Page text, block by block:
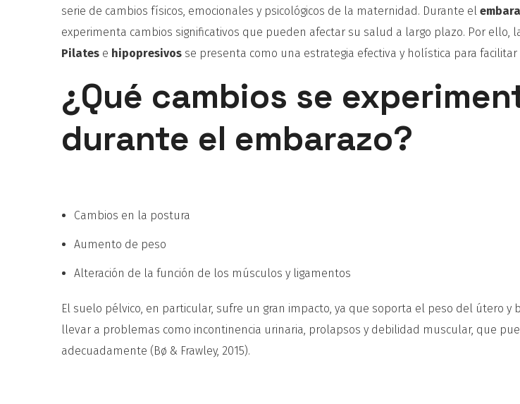
serie de cambios físicos, emocionales y psicológicos de la maternidad. Durante el
experimenta cambios significativos que pueden afectar su salud a largo plazo. Por ello,
Pilates e hipopresivos se presenta como una estrategia efectiva y holística para facilitar
¿Qué cambios se
durante el embarazo?
Cambios en la postura
Aumento de peso
Alteración de la función de los músculos y ligamentos
El suelo pélvico, en particular, sufre un gran impacto, ya que soporta el peso del útero y
llevar a problemas como incontinencia urinaria, prolapsos y debilidad muscular, que
adecuadamente (Bø & Frawley, 2015).